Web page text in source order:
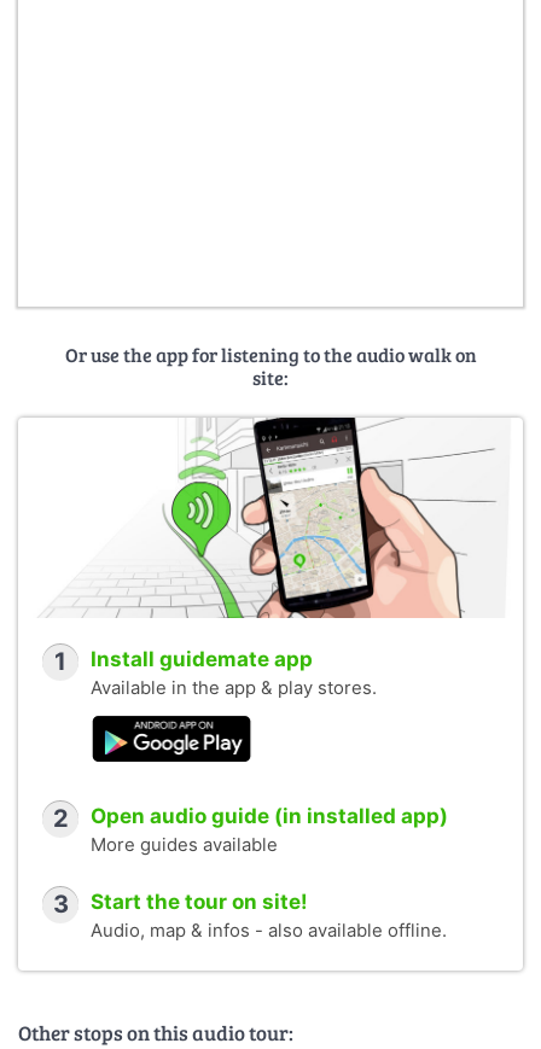
Or use the app for listening to the audio walk on
site:
1 Install guidemate app
Available in the app & play stores.
2 Open audio guide (in installed app)
More guides available
3 Start the tour on site!
Audio, map & infos - also available offline.
Other stops on this audio tour: